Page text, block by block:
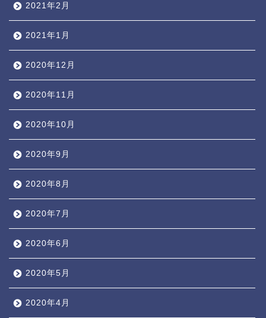
2021年2月
2021年1月
2020年12月
2020年11月
2020年10月
2020年9月
2020年8月
2020年7月
2020年6月
2020年5月
2020年4月